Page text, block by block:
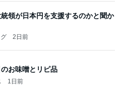
領が日本円を支援するのかと聞か
2日前
お味噌とリピ品
1日前